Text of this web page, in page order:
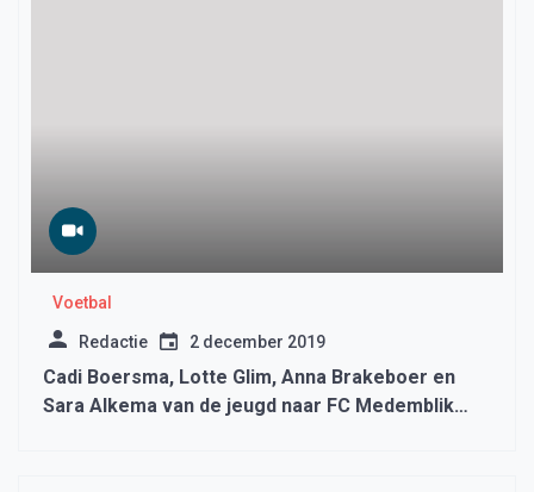
Voetbal
Redactie 2 december 2019
Cadi Boersma, Lotte Glim, Anna Brakeboer en
Sara Alkema van de jeugd naar FC Medemblik